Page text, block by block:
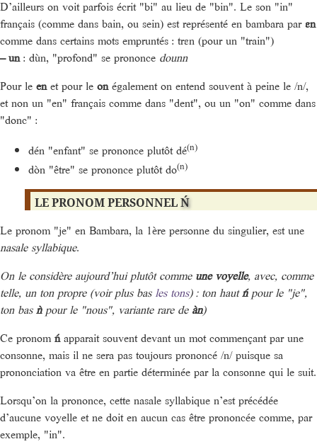
D’ailleurs on voit parfois écrit "bi" au lieu de "bin". Le son "in"
français (comme dans bain, ou sein) est représenté en bambara parɛn
comme dans certains mots empruntés : trɛn (pour un "train")
–un: dùn, "profond" se prononce dounn
Pour le enet pour le onégalement on entend souvent à peine le /n/,
et non un "en" français comme dans "dent", ou un "on" comme dans
"donc" :
dén "enfant" se prononce plutôt dé(n)
dòn "être" se prononce plutôt do(n)
LE PRONOM PERSONNELŃ
Le pronom "je" en Bambara, la 1ère personne du singulier, est une
nasale syllabique.
On le considère aujourd’hui plutôt comme une voyelle, avec, comme
telle, un ton propre (voir plus bas les tons) : ton hautńpour le "je",
ton basǹpour le "nous", variante rare de àn)
Ce pronomńapparait souvent devant un mot commençant par une
consonne, mais il ne sera pas toujours prononcé /n/ puisque sa
prononciation va être en partie déterminée par la consonne qui le suit.
Lorsqu’on la prononce, cette nasale syllabique n’est précédée
d’aucune voyelle et ne doit en aucun cas être prononcée comme, par
exemple, "in".